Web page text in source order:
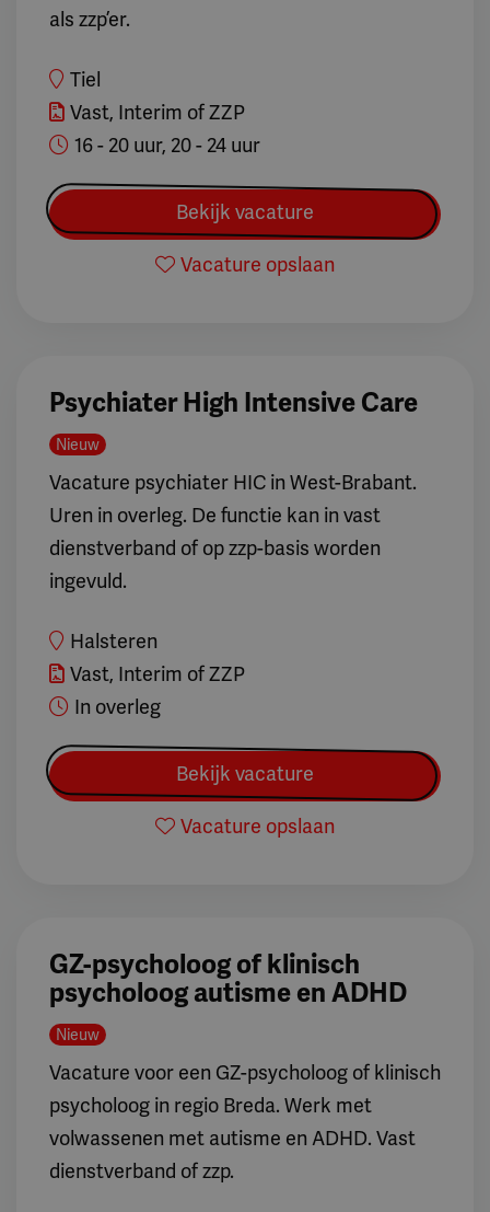
als zzp’er.
Tiel
Vast, Interim of ZZP
16 - 20 uur, 20 - 24 uur
Bekijk vacature
Vacature opslaan
Psychiater High Intensive Care
Nieuw
Vacature psychiater HIC in West-Brabant.
Uren in overleg. De functie kan in vast
dienstverband of op zzp-basis worden
ingevuld.
Halsteren
Vast, Interim of ZZP
In overleg
Bekijk vacature
Vacature opslaan
GZ-psycholoog of klinisch
psycholoog autisme en ADHD
Nieuw
Vacature voor een GZ-psycholoog of klinisch
psycholoog in regio Breda. Werk met
volwassenen met autisme en ADHD. Vast
dienstverband of zzp.